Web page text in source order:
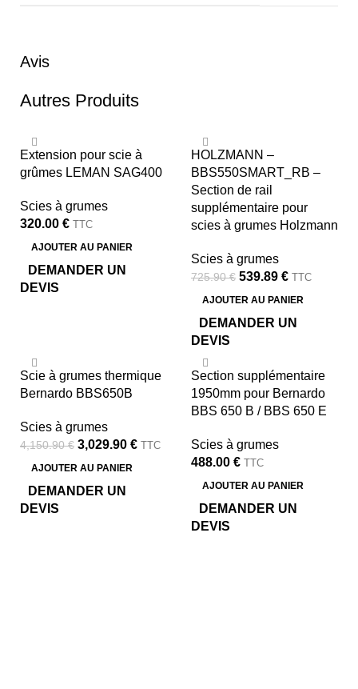
Avis
Autres Produits
Extension pour scie à
grûmes LEMAN SAG400
Scies à grumes
320.00 € TTC
AJOUTER AU PANIER
DEMANDER UN
DEVIS
HOLZMANN –
BBS550SMART_RB –
Section de rail
supplémentaire pour
scies à grumes Holzmann
Scies à grumes
725.90€ 539.89 € TTC
AJOUTER AU PANIER
DEMANDER UN
DEVIS
Scie à grumes thermique
Bernardo BBS650B
Scies à grumes
4,150.90€ 3,029.90 € TTC
AJOUTER AU PANIER
DEMANDER UN
DEVIS
Section supplémentaire
1950mm pour Bernardo
BBS 650 B / BBS 650 E
Scies à grumes
488.00 € TTC
AJOUTER AU PANIER
DEMANDER UN
DEVIS